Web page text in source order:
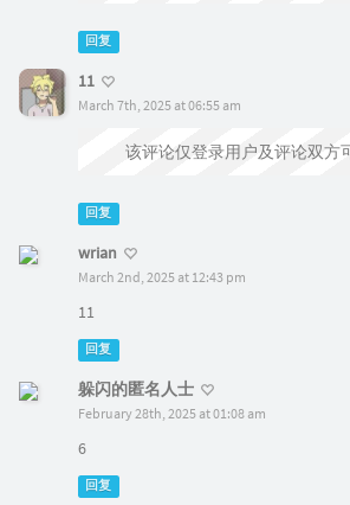
回复
11
March 7th, 2025 at 06:55 am
该评论仅登录用户及评论双方
回复
wrian
March 2nd, 2025 at 12:43 pm
11
回复
躲闪的匿名人士
February 28th, 2025 at 01:08 am
6
回复